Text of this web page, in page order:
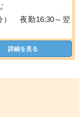
） 夜勤16:30～翌
詳細を見る